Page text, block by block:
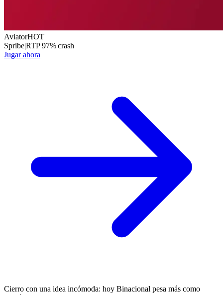
AviatorHOT
Spribe|RTP97%|crash
Jugar ahora
Cierro con una idea incómoda: hoy Binacional pesa más como